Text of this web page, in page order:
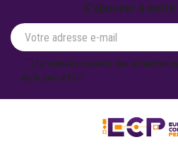
S'abonner à
Je souhaite recevoir des actualités
de la part d'ECP.